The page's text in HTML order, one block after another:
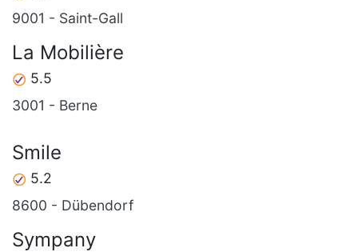
9001 - Saint-Gall
La Mobilière
5.5
3001 - Berne
Smile
5.2
8600 - Dübendorf
Sympany